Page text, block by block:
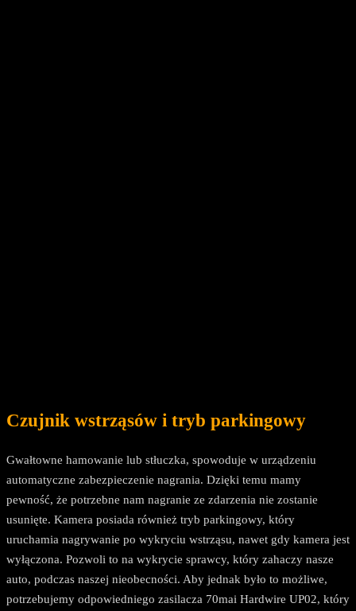
Czujnik wstrząsów i tryb parkingowy
Gwałtowne hamowanie lub stłuczka, spowoduje w urządzeniu
automatyczne zabezpieczenie nagrania. Dzięki temu mamy
pewność, że potrzebne nam nagranie ze zdarzenia nie zostanie
usunięte. Kamera posiada również tryb parkingowy, który
uruchamia nagrywanie po wykryciu wstrząsu, nawet gdy kamera jest
wyłączona. Pozwoli to na wykrycie sprawcy, który zahaczy nasze
auto, podczas naszej nieobecności. Aby jednak było to możliwe,
potrzebujemy odpowiedniego zasilacza 70mai Hardwire UP02, który